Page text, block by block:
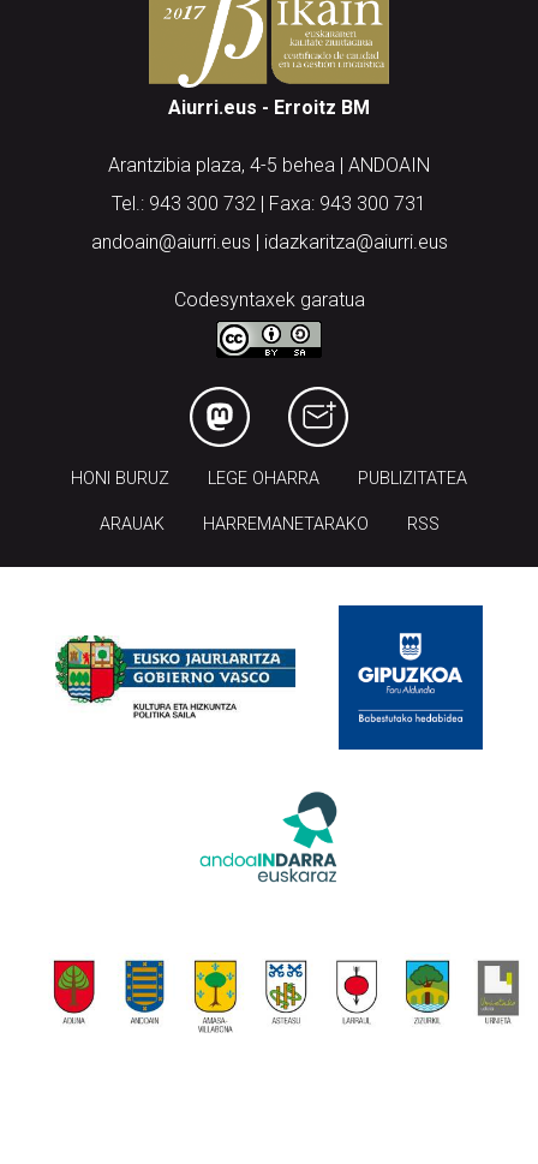
Aiurri.eus - Erroitz BM
Arantzibia plaza, 4-5 behea | ANDOAIN
Tel.: 943 300 732 | Faxa: 943 300 731
andoain@aiurri.eus | idazkaritza@aiurri.eus
Codesyntaxek garatua
HONI BURUZ LEGE OHARRA PUBLIZITATEA
ARAUAK HARREMANETARAKO RSS